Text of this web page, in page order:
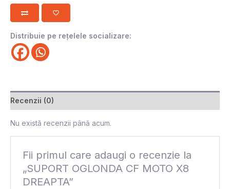
Distribuie pe rețelele socializare:
Recenzii (0)
Nu există recenzii până acum.
Fii primul care adaugi o recenzie la
„SUPORT OGLONDA CF MOTO X8
DREAPTA”